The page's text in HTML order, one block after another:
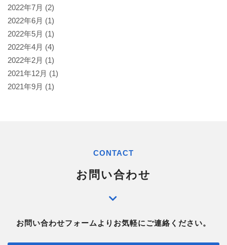
2022年7月 (2)
2022年6月 (1)
2022年5月 (1)
2022年4月 (4)
2022年2月 (1)
2021年12月 (1)
2021年9月 (1)
CONTACT
お問い合わせ
お問い合わせフォームよりお気軽にご連絡ください。